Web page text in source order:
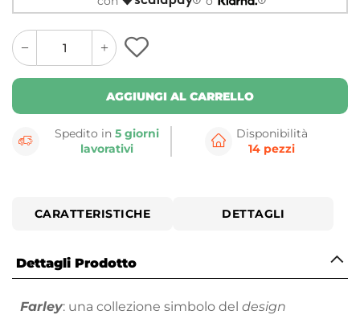
quantity
button
quantity
minus
button
AGGIUNGI AL CARRELLO
Spedito in5 giorni
lavorativi
Disponibilità
14 pezzi
CARATTERISTICHE DETTAGLI
Dettagli Prodotto
Farley: una collezione simbolo del design